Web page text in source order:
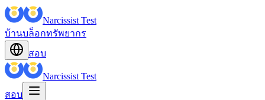
Narcissist Test
บ้านบล็อกทรัพยากร
สอบ
Narcissist Test
สอบ